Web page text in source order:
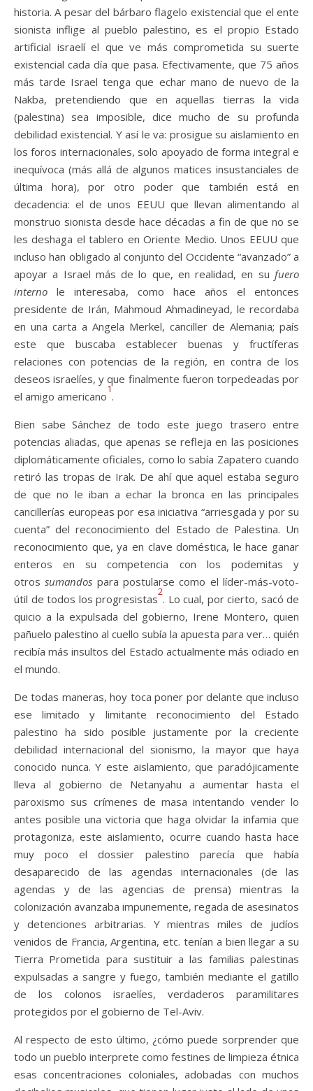
historia. A pesar del bárbaro flagelo existencial que el ente
sionista inflige al pueblo palestino, es el propio Estado
artificial israelí el que ve más comprometida su suerte
existencial cada día que pasa. Efectivamente, que 75 años
más tarde Israel tenga que echar mano de nuevo de la
Nakba, pretendiendo que en aquellas tierras la vida
(palestina) sea imposible, dice mucho de su profunda
debilidad existencial. Y así le va: prosigue su aislamiento en
los foros internacionales, solo apoyado de forma integral e
inequívoca (más allá de algunos matices insustanciales de
última hora), por otro poder que también está en
decadencia: el de unos EEUU que llevan alimentando al
monstruo sionista desde hace décadas a fin de que no se
les deshaga el tablero en Oriente Medio. Unos EEUU que
incluso han obligado al conjunto del Occidente “avanzado” a
apoyar a Israel más de lo que, en realidad, en su fuero
interno le interesaba, como hace años el entonces
presidente de Irán, Mahmoud Ahmadineyad, le recordaba
en una carta a Angela Merkel, canciller de Alemania; país
este que buscaba establecer buenas y fructíferas
relaciones con potencias de la región, en contra de los
deseos israelíes, y que finalmente fueron torpedeadas por
el amigo americano
1
.
Bien sabe Sánchez de todo este juego trasero entre
potencias aliadas, que apenas se refleja en las posiciones
diplomáticamente oficiales, como lo sabía Zapatero cuando
retiró las tropas de Irak. De ahí que aquel estaba seguro
de que no le iban a echar la bronca en las principales
cancillerías europeas por esa iniciativa “arriesgada y por su
cuenta” del reconocimiento del Estado de Palestina. Un
reconocimiento que, ya en clave doméstica, le hace ganar
enteros en su competencia con los podemitas y
otrossumandos para postularse como el líder-más-voto-
útil de todos los progresistas
2
. Lo cual, por cierto, sacó de
quicio a la expulsada del gobierno, Irene Montero, quien
pañuelo palestino al cuello subía la apuesta para ver… quién
recibía más insultos del Estado actualmente más odiado en
el mundo.
De todas maneras, hoy toca poner por delante que incluso
ese limitado y limitante reconocimiento del Estado
palestino ha sido posible justamente por la creciente
debilidad internacional del sionismo, la mayor que haya
conocido nunca. Y este aislamiento, que paradójicamente
lleva al gobierno de Netanyahu a aumentar hasta el
paroxismo sus crímenes de masa intentando vender lo
antes posible una victoria que haga olvidar la infamia que
protagoniza, este aislamiento, ocurre cuando hasta hace
muy poco el dossier palestino parecía que había
desaparecido de las agendas internacionales (de las
agendas y de las agencias de prensa) mientras la
colonización avanzaba impunemente, regada de asesinatos
y detenciones arbitrarias. Y mientras miles de judíos
venidos de Francia, Argentina, etc. tenían a bien llegar a su
Tierra Prometida para sustituir a las familias palestinas
expulsadas a sangre y fuego, también mediante el gatillo
de los colonos israelíes, verdaderos paramilitares
protegidos por el gobierno de Tel-Aviv.
Al respecto de esto último, ¿cómo puede sorprender que
todo un pueblo interprete como festines de limpieza étnica
esas concentraciones coloniales, adobadas con muchos